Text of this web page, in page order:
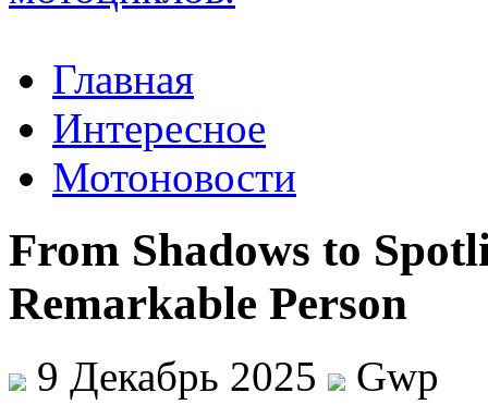
Главная
Интересное
Мотоновости
From Shadows to
Remarkable Person
9 Декабрь 2025
Gwp